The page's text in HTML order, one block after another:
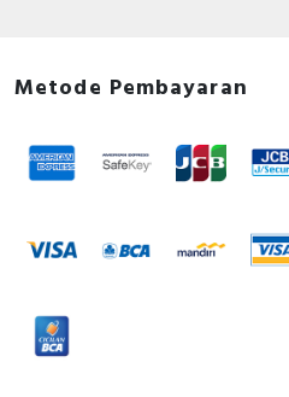
Metode Pembayaran